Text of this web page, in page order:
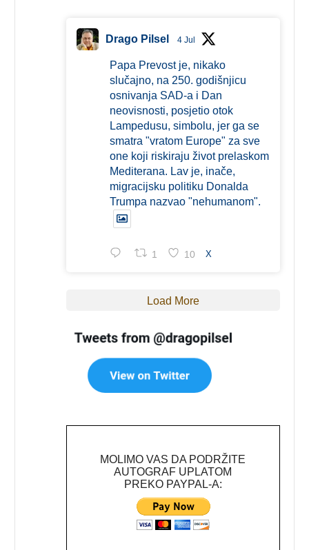
Drago Pilsel 4 Jul
Papa Prevost je, nikako
slučajno, na 250. godišnjicu
osnivanja SAD-a i Dan
neovisnosti, posjetio otok
Lampedusu, simbolu, jer ga se
smatra "vratom Europe" za sve
one koji riskiraju život prelaskom
Mediterana. Lav je, inače,
migracijsku politiku Donalda
Trumpa nazvao "nehumanom".
1 10 X
Load More
MOLIMO VAS DA PODRŽITE
AUTOGRAF UPLATOM
PREKO PAYPAL-A: